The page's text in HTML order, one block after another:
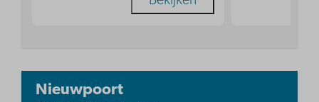
Nieuwpoort